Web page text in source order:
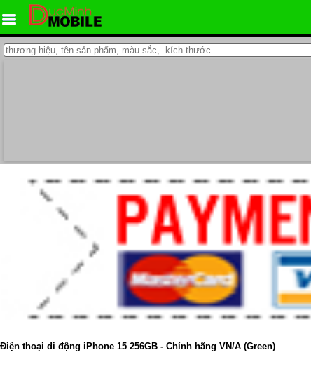
Điện thoại di động iPhone 15 256GB - Chính hãng VN/A (Green)